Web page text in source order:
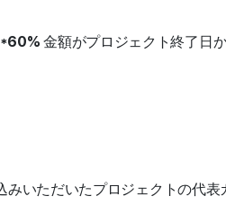
金額がプロジェクト終了日
いただいたプロジェクトの代